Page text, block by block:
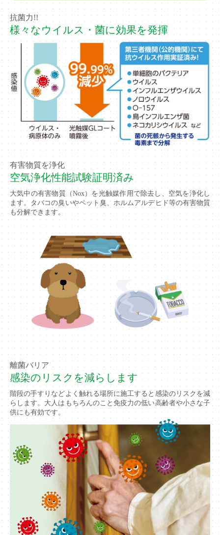
抗菌力!!
様々なウイルス・菌に効果を発揮
有害物質を浄化
空気浄化性能試験証明済み
大気中の有害物質（Nox）を光触媒作用で除去し、空気を浄化し
ます。タバコの臭いやペット臭、ホルムアルデヒド等の有害物質
も分解できます。
離菌バリア
感染のリスクを減らします
階段の手すりなどよく触れる場所に施工すると感染のリスクを減
らします。大人はもちろんのこと免疫力の低い高齢者や小さな子
供にも有効です。